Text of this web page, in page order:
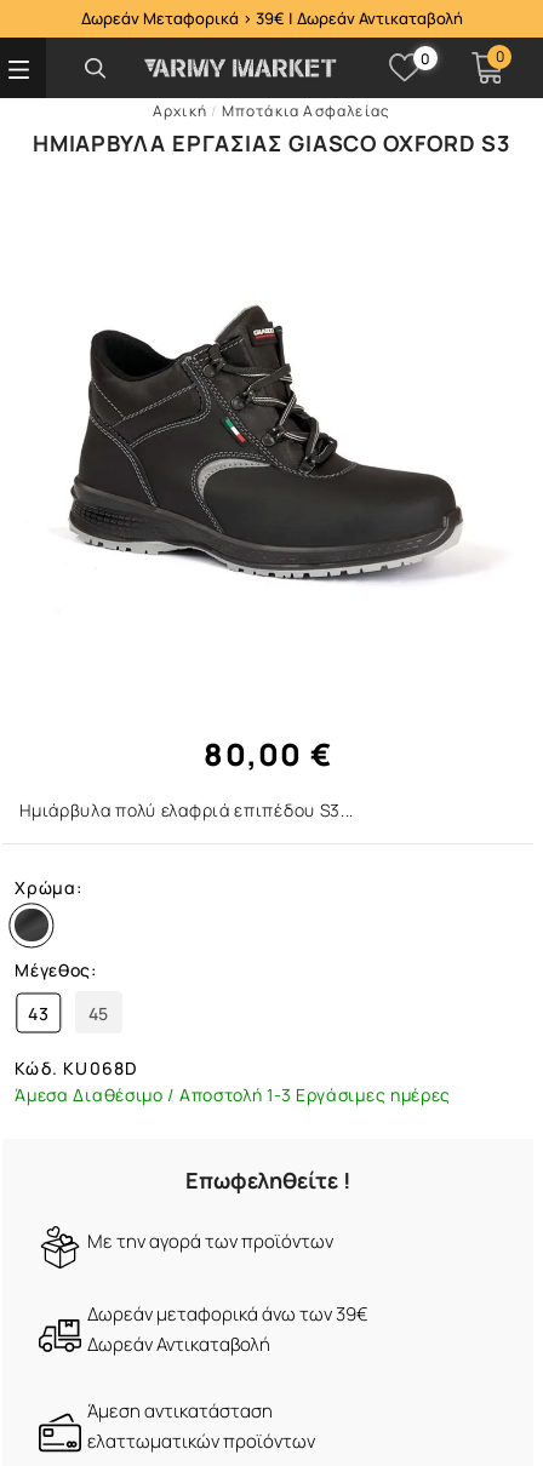
Δωρεάν Μεταφορικά > 39€ | Δωρεάν Αντικαταβολή
0 0
Αρχική / Μποτάκια Ασφαλείας
ΗΜΙΆΡΒΥΛΑ ΕΡΓΑΣΊΑΣ GIASCO OXFORD S3
80,00 €
Ημιάρβυλα πολύ ελαφριά επιπέδου S3...
Χρώμα:
Μέγεθος:
43
45
Κώδ. KU068D
Άμεσα Διαθέσιμο / Αποστολή 1-3 Εργάσιμες ημέρες
Επωφεληθείτε !
Mε την αγορά των προϊόντων
Δωρεάν μεταφορικά άνω των 39€
Δωρεάν Αντικαταβολή
Άμεση αντικατάσταση
ελαττωματικών προϊόντων